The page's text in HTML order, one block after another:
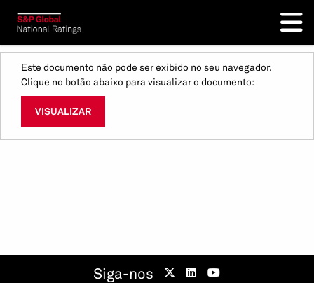
Este documento não pode ser exibido no seu navegador.
Clique no botão abaixo para visualizar o documento:
VISUALIZAR
Siga-nos